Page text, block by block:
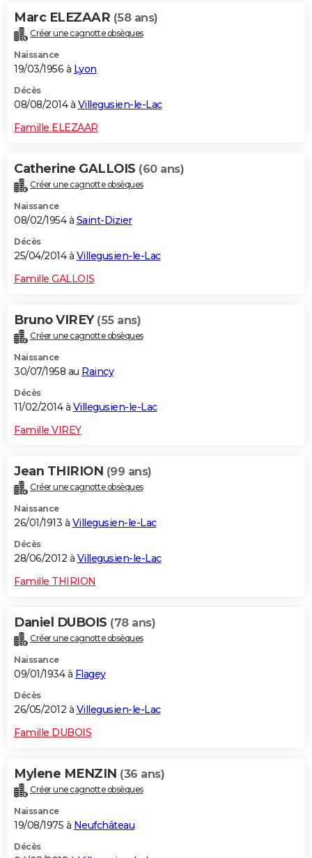
Marc ELEZAAR (58 ans)
Créer une cagnotte obsèques
Naissance
19/03/1956 à Lyon
Décès
08/08/2014 à Villegusien-le-Lac
Famille ELEZAAR
Catherine GALLOIS (60 ans)
Créer une cagnotte obsèques
Naissance
08/02/1954 à Saint-Dizier
Décès
25/04/2014 à Villegusien-le-Lac
Famille GALLOIS
Bruno VIREY (55 ans)
Créer une cagnotte obsèques
Naissance
30/07/1958 au Raincy
Décès
11/02/2014 à Villegusien-le-Lac
Famille VIREY
Jean THIRION (99 ans)
Créer une cagnotte obsèques
Naissance
26/01/1913 à Villegusien-le-Lac
Décès
28/06/2012 à Villegusien-le-Lac
Famille THIRION
Daniel DUBOIS (78 ans)
Créer une cagnotte obsèques
Naissance
09/01/1934 à Flagey
Décès
26/05/2012 à Villegusien-le-Lac
Famille DUBOIS
Mylene MENZIN (36 ans)
Créer une cagnotte obsèques
Naissance
19/08/1975 à Neufchâteau
Décès